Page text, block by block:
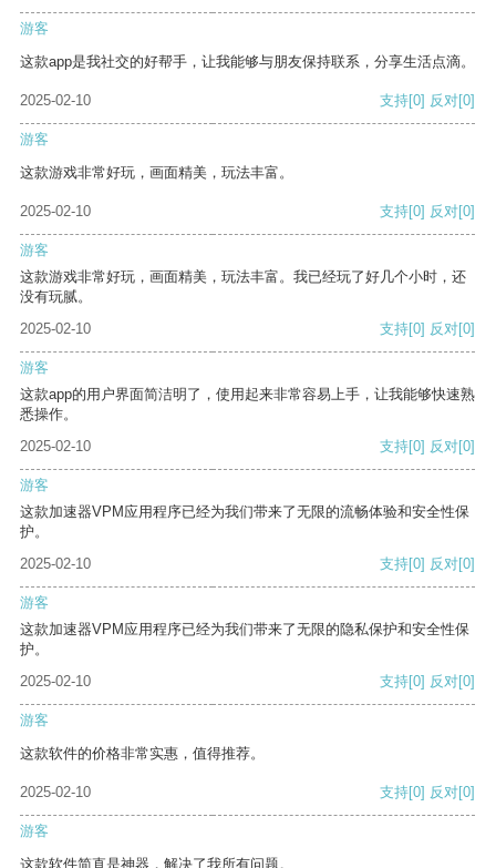
游客
这款app是我社交的好帮手，让我能够与朋友保持联系，分享生活点滴。
2025-02-10 支持[0] 反对[0]
游客
这款游戏非常好玩，画面精美，玩法丰富。
2025-02-10 支持[0] 反对[0]
游客
这款游戏非常好玩，画面精美，玩法丰富。我已经玩了好几个小时，还
没有玩腻。
2025-02-10
支持[0] 反对[0]
游客
这款app的用户界面简洁明了，使用起来非常容易上手，让我能够快速熟
悉操作。
2025-02-10
支持[0] 反对[0]
游客
这款加速器VPM应用程序已经为我们带来了无限的流畅体验和安全性保
护。
2025-02-10
支持[0] 反对[0]
游客
这款加速器VPM应用程序已经为我们带来了无限的隐私保护和安全性保
护。
2025-02-10
支持[0] 反对[0]
游客
这款软件的价格非常实惠，值得推荐。
2025-02-10 支持[0] 反对[0]
游客
这款软件简直是神器，解决了我所有问题。